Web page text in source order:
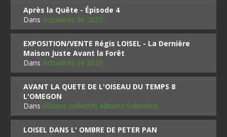
Après la Quête - Épisode 4
DansActualités de 2025
EXPOSITION/VENTE Régis LOISEL - La Dernière
Maison Juste Avant la Forêt
DansActualités de 2025
AVANT LA QUETE DE L'OISEAU DU TEMPS 8
L'OMEGON
DansAlbums collectifs Albums Scénarios
LOISEL DANS L' OMBRE DE PETER PAN